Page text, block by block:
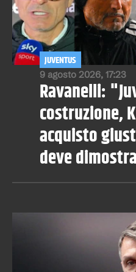
9 agosto 2026, 17:23
JUVENTUS
Ravanelli:
costruzione,
acquisto
deve